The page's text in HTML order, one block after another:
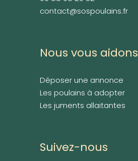
contact@sospoulains.fr
Nous vous aidons
Déposer une annonce
Les poulains à adopter
Les juments allaitantes
Suivez-nous